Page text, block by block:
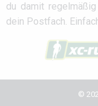
du damit
dein Postfach.
©